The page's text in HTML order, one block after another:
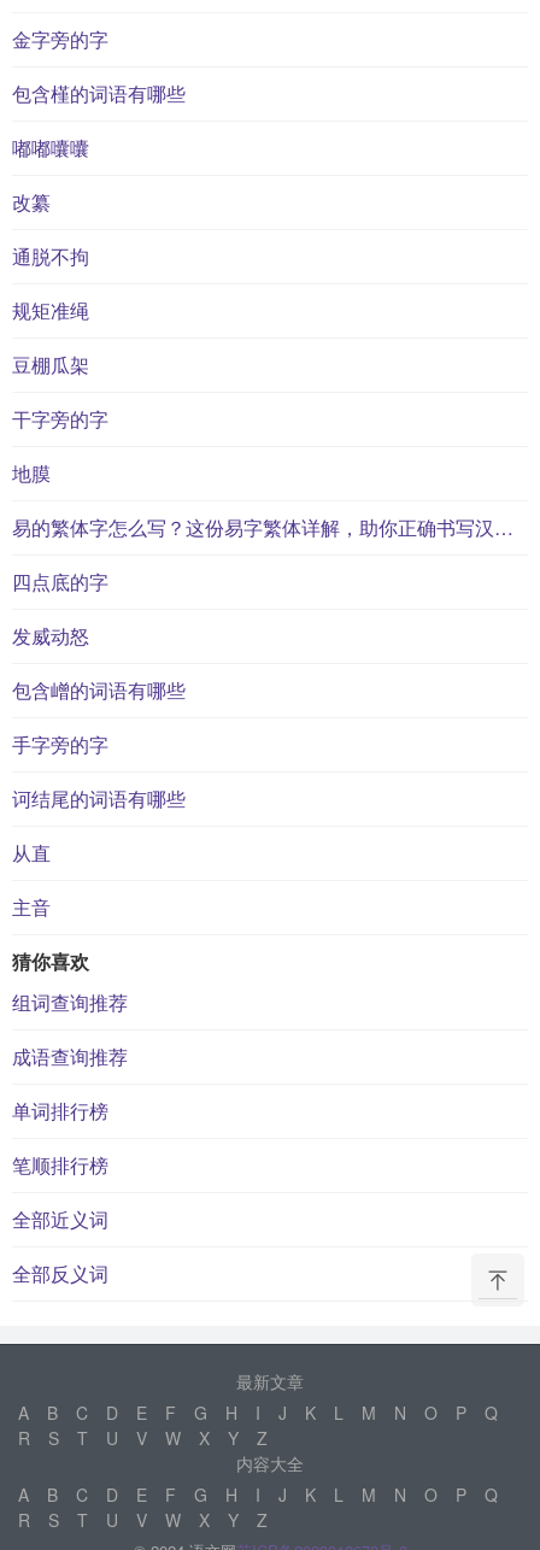
金字旁的字
包含槿的词语有哪些
嘟嘟囔囔
改纂
通脱不拘
规矩准绳
豆棚瓜架
干字旁的字
地膜
易的繁体字怎么写？这份易字繁体详解，助你正确书写汉字_汉字繁体学习
四点底的字
发威动怒
包含嶒的词语有哪些
手字旁的字
诃结尾的词语有哪些
从直
主音
猜你喜欢
组词查询推荐
成语查询推荐
单词排行榜
笔顺排行榜
全部近义词
全部反义词
最新文章
A
B C D E F G H I J K L M N O P
Q
R
S T U V W X Y
Z
内容大全
A
B C D E F G H I J K L M N O P
Q
R
S T U V W X Y Z